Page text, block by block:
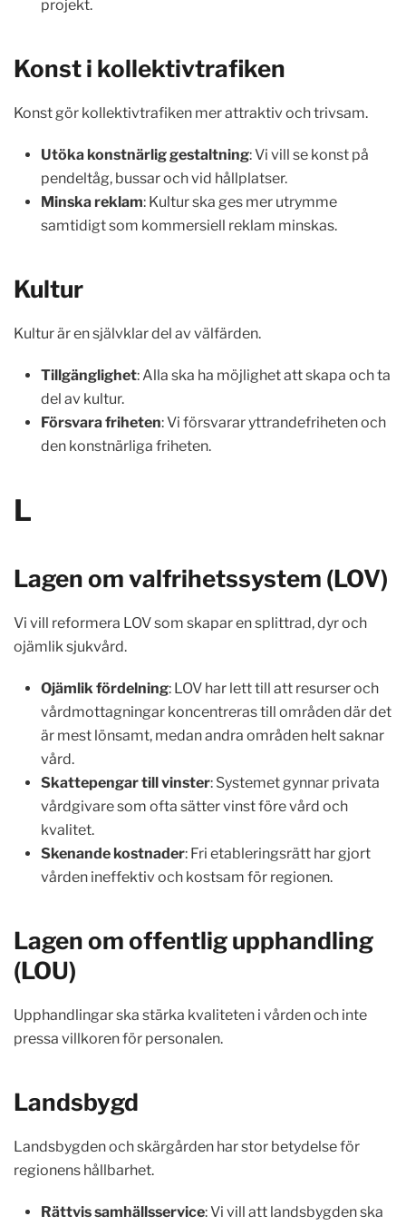
projekt.
Konst i kollektivtrafiken
Konst gör kollektivtrafiken mer attraktiv och trivsam.
Utöka konstnärlig gestaltning: Vi vill se konst på
pendeltåg, bussar och vid hållplatser.
Minska reklam: Kultur ska ges mer utrymme
samtidigt som kommersiell reklam minskas.
Kultur
Kultur är en självklar del av välfärden.
Tillgänglighet: Alla ska ha möjlighet att skapa och ta
del av kultur.
Försvara friheten: Vi försvarar yttrandefriheten och
den konstnärliga friheten.
L
Lagen om valfrihetssystem (LOV)
Vi vill reformera LOV som skapar en splittrad, dyr och
ojämlik sjukvård.
Ojämlik fördelning: LOV har lett till att resurser och
vårdmottagningar koncentreras till områden där det
är mest lönsamt, medan andra områden helt saknar
vård.
Skattepengar till vinster: Systemet gynnar privata
vårdgivare som ofta sätter vinst före vård och
kvalitet.
Skenande kostnader: Fri etableringsrätt har gjort
vården ineffektiv och kostsam för regionen.
Lagen om offentlig upphandling
(LOU)
Upphandlingar ska stärka kvaliteten i vården och inte
pressa villkoren för personalen.
Landsbygd
Landsbygden och skärgården har stor betydelse för
regionens hållbarhet.
Rättvis samhällsservice: Vi vill att landsbygden ska